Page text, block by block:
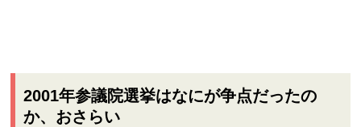
2001年参議院選挙はなにが争点だったの
か、おさらい